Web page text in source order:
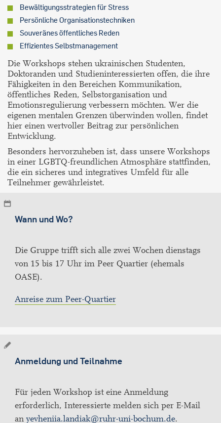
Bewältigungsstrategien für Stress
Persönliche Organisationstechniken
Souveränes öffentliches Reden
Effizientes Selbstmanagement
Die Workshops stehen ukrainischen Studenten,
Doktoranden und Studieninteressierten offen, die ihre
Fähigkeiten in den Bereichen Kommunikation,
öffentliches Reden, Selbstorganisation und
Emotionsregulierung verbessern möchten. Wer die
eigenen mentalen Grenzen überwinden wollen, findet
hier einen wertvoller Beitrag zur persönlichen
Entwicklung.
Besonders hervorzuheben ist, dass unsere Workshops
in einer LGBTQ-freundlichen Atmosphäre stattfinden,
die ein sicheres und integratives Umfeld für alle
Teilnehmer gewährleistet.
Wann und Wo?
Die Gruppe trifft sich alle zwei Wochen dienstags
von 15 bis 17 Uhr im Peer Quartier (ehemals
OASE).
Anreise zum Peer-Quartier
Anmeldung und Teilnahme
Für jeden Workshop ist eine Anmeldung
erforderlich, Interessierte melden sich per E-Mail
an yevheniia.landiak@ruhr-uni-bochum.de.